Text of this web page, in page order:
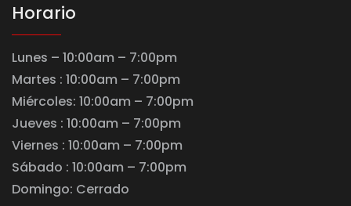
Horario
Lunes – 10:00am – 7:00pm
Martes : 10:00am – 7:00pm
Miércoles: 10:00am – 7:00pm
Jueves : 10:00am – 7:00pm
Viernes : 10:00am – 7:00pm
Sábado : 10:00am – 7:00pm
Domingo: Cerrado